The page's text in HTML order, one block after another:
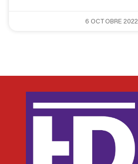
6 OCTOBRE 2022